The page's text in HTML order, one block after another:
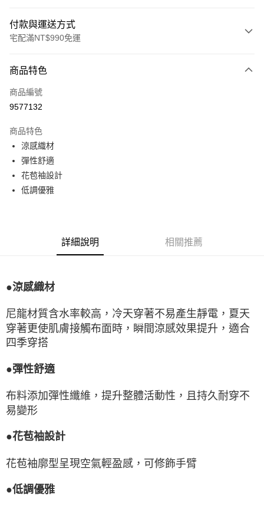
付款與運送方式
宅配滿NT$990免運
信用卡一次付款
LINE Pay
悠遊付
Google Pay
全盈+PAY
付款後門市自取
每筆NT$80，滿NT$699(含以上)免運費
商品特色
商品編號
9577132
商品特色
涼感織材
彈性舒適
花苞袖設計
低調優雅
詳細說明 相關推薦
●涼感織材
尼龍材質含水率較高，冷天穿著不易產生靜電，夏天
穿著更使肌膚接觸布面時，瞬間涼感效果提升，適合
四季穿搭
●彈性舒適
布料添加彈性纖維，提升整體活動性，且持久耐穿不
易變形
●花苞袖設計
花苞袖廓型呈現空氣輕盈感，可修飾手臂
●低調優雅